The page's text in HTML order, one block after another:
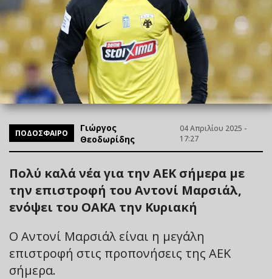
ΠΟΔΟΣΦΑΙΡΟ
Γιώργος
Θεοδωρίδης
04 Απριλίου 2025 -
17:27
Πολύ καλά νέα για την ΑΕΚ σήμερα με
την επιστροφή του Αντονί Μαρσιάλ,
ενόψει του ΟΑΚΑ την Κυριακή
Ο Αντονί Μαρσιάλ είναι η μεγάλη
επιστροφή στις προπονήσεις της ΑΕΚ
σήμερα.